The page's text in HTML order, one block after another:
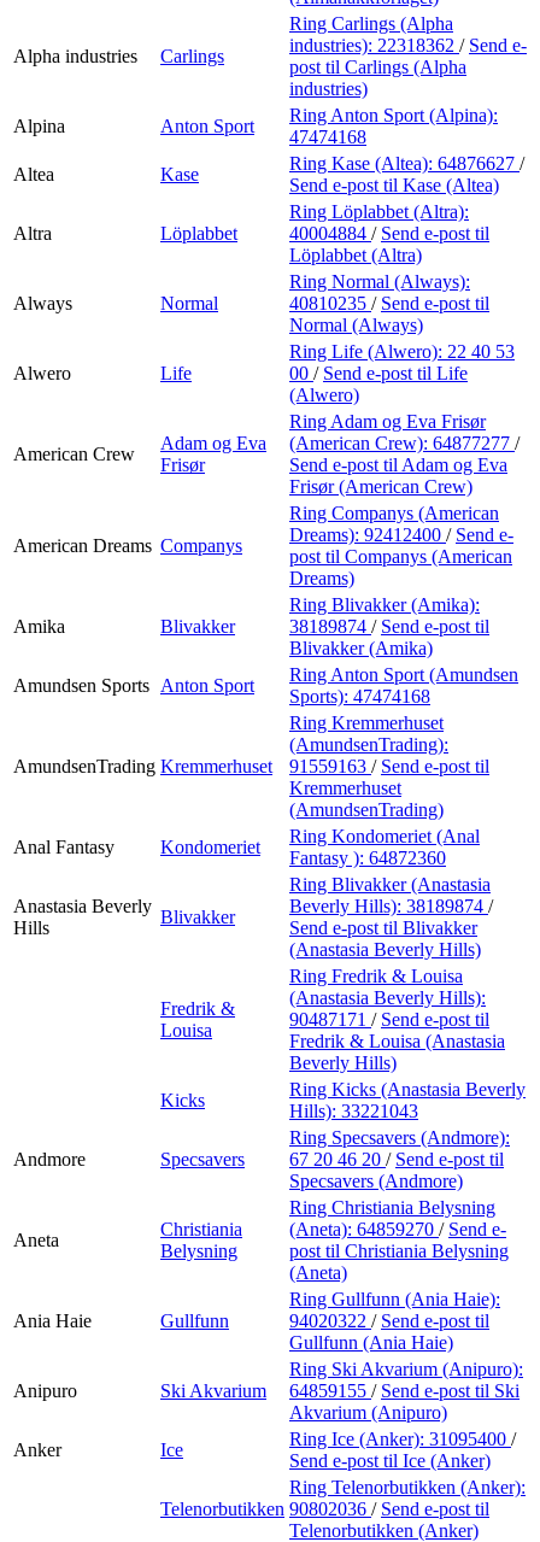
Alpha industries Carlings
Ring Carlings (Alpha
industries): 22318362 / Send e-
post til Carlings (Alpha
industries)
Alpina
Anton Sport
Ring Anton Sport (Alpina):
47474168
Altea
Kase
Ring Kase (Altea): 64876627 /
Send e-post til Kase (Altea)
Altra Löplabbet
Ring Löplabbet (Altra):
40004884 / Send e-post til
Löplabbet (Altra)
Always Normal
Ring Normal (Always):
40810235 / Send e-post til
Normal (Always)
Alwero Life
Ring Life (Alwero): 22 40 53
00 / Send e-post til Life
(Alwero)
American Crew
Adam og Eva
Frisør
Ring Adam og Eva Frisør
(American Crew): 64877277 /
Send e-post til Adam og Eva
Frisør (American Crew)
American Dreams Companys
Ring Companys (American
Dreams): 92412400 / Send e-
post til Companys (American
Dreams)
Amika Blivakker
Ring Blivakker (Amika):
38189874 / Send e-post til
Blivakker (Amika)
Amundsen Sports Anton Sport
Ring Anton Sport (Amundsen
Sports): 47474168
AmundsenTrading Kremmerhuset
Ring Kremmerhuset
(AmundsenTrading):
91559163 / Send e-post til
Kremmerhuset
(AmundsenTrading)
Anal Fantasy
Kondomeriet
Ring Kondomeriet (Anal
Fantasy ): 64872360
Anastasia Beverly
Hills
Blivakker
Ring Blivakker (Anastasia
Beverly Hills): 38189874 /
Send e-post til Blivakker
(Anastasia Beverly Hills)
Fredrik &
Louisa
Ring Fredrik & Louisa
(Anastasia Beverly Hills):
90487171 / Send e-post til
Fredrik & Louisa (Anastasia
Beverly Hills)
Kicks
Ring Kicks (Anastasia Beverly
Hills): 33221043
Andmore Specsavers
Ring Specsavers (Andmore):
67 20 46 20 / Send e-post til
Specsavers (Andmore)
Aneta
Christiania
Belysning
Ring Christiania Belysning
(Aneta): 64859270 / Send e-
post til Christiania Belysning
(Aneta)
Ania Haie Gullfunn
Ring Gullfunn (Ania Haie):
94020322 / Send e-post til
Gullfunn (Ania Haie)
Anipuro Ski Akvarium
Ring Ski Akvarium (Anipuro):
64859155 / Send e-post til Ski
Akvarium (Anipuro)
Anker
Ice
Ring Ice (Anker): 31095400 /
Send e-post til Ice (Anker)
Telenorbutikken
Ring Telenorbutikken (Anker):
90802036 / Send e-post til
Telenorbutikken (Anker)